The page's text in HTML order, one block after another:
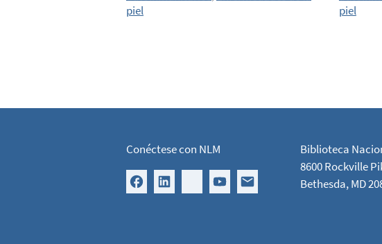
piel
piel
Conéctese con NLM
Biblioteca
8600 Rockville
Bethesda, MD